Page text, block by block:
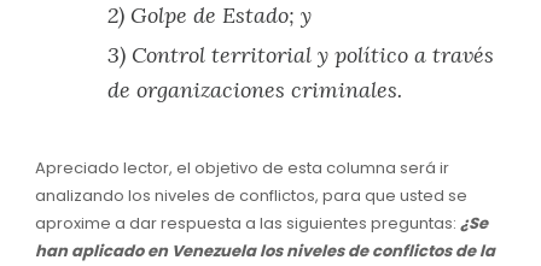
2) Golpe de Estado; y
3) Control territorial y político a través
de organizaciones criminales.
Apreciado lector, el objetivo de esta columna será ir
analizando los niveles de conflictos, para que usted se
aproxime a dar respuesta a las siguientes preguntas: ¿Se
han aplicado en Venezuela los niveles de conflictos de la